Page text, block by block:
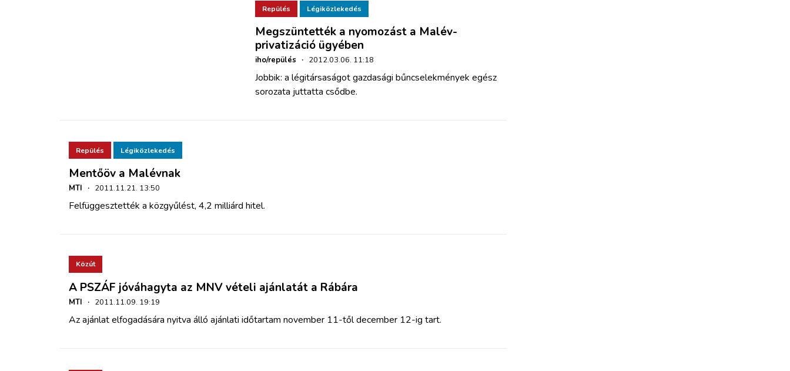
Repülés Légiközlekedés
Megszüntették a nyomozást a Malév-
privatizáció ügyében
iho/repülés · 2012.03.06. 11:18
Jobbik: a légitársaságot gazdasági bűncselekmények egész
sorozata juttatta csődbe.
Repülés Légiközlekedés
Mentőöv a Malévnak
MTI · 2011.11.21. 13:50
Felfüggesztették a közgyűlést, 4,2 milliárd hitel.
Közút
A PSZÁF jóváhagyta az MNV vételi ajánlatát a Rábára
MTI · 2011.11.09. 19:19
Az ajánlat elfogadására nyitva álló ajánlati időtartam november 11-től december 12-ig tart.